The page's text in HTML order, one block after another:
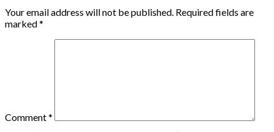
Your email address will not be published. Required fields are
marked*
Comment*